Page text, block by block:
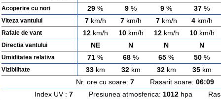
Acoperire cu nori 29 % 9 % 9 % 37 %
Viteza vantului 7km/h 7km/h 7km/h 4km/h
Rafale de vant 12km/h 10km/h 12km/h 10km/h
Directia vantului NE N N N
Umiditatea relativa 71 % 68 % 65 % 50 %
Vizibilitate 33km 32km 32km 35km
Nr. ore cu soare: 7Rasarit soare: 06:09
Index UV : 7 Presiunea atmosferica: 1012 hpa